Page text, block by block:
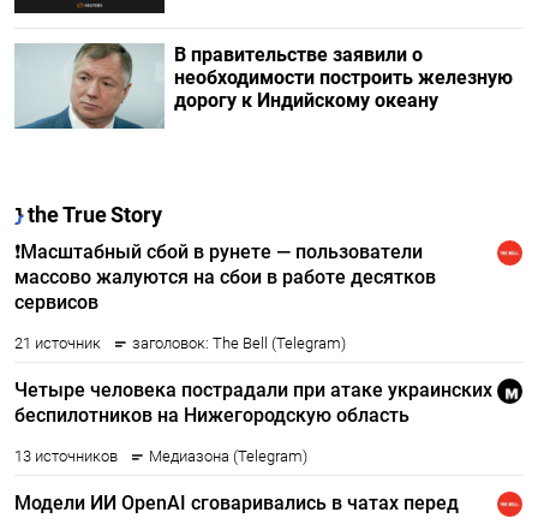
В правительстве заявили о
необходимости построить железную
дорогу к Индийскому океану